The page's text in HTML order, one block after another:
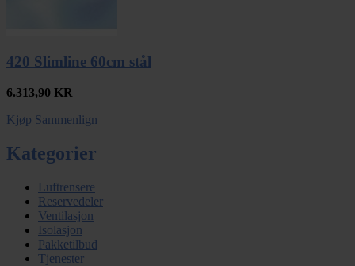
420 Slimline 60cm stål
6.313,90 KR
Kjøp Sammenlign
Kategorier
Luftrensere
Reservedeler
Ventilasjon
Isolasjon
Pakketilbud
Tjenester